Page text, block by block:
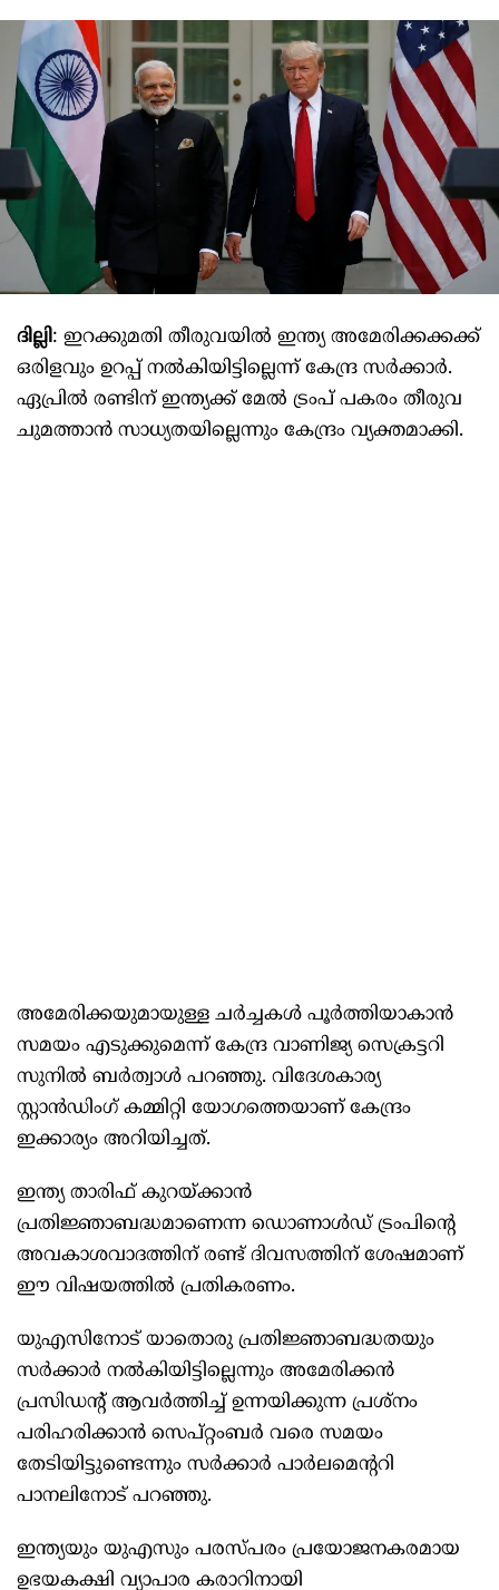
ദില്ലി: ഇറക്കുമതി തീരുവയിൽ ഇന്ത്യ അമേരിക്കക്കക്ക്
ഒരിളവും ഉറപ്പ് നൽകിയിട്ടില്ലെന്ന് കേന്ദ്ര സർക്കാർ.
ഏപ്രിൽ രണ്ടിന് ഇന്ത്യക്ക് മേൽ ട്രംപ് പകരം തീരുവ
ചുമത്താൻ സാധ്യതയില്ലെന്നും കേന്ദ്രം വ്യക്തമാക്കി.
അമേരിക്കയുമായുള്ള ചർച്ചകൾ പൂർത്തിയാകാൻ
സമയം എടുക്കുമെന്ന് കേന്ദ്ര വാണിജ്യ സെക്രട്ടറി
സുനിൽ ബർത്വാൾ പറഞ്ഞു. വിദേശകാര്യ
സ്റ്റാൻഡിംഗ് കമ്മിറ്റി യോഗത്തെയാണ് കേന്ദ്രം
ഇക്കാര്യം അറിയിച്ചത്.
ഇന്ത്യ താരിഫ് കുറയ്ക്കാൻ
പ്രതിജ്ഞാബദ്ധമാണെന്ന ഡൊണാൾഡ് ട്രംപിന്റെ
അവകാശവാദത്തിന് രണ്ട് ദിവസത്തിന് ശേഷമാണ്
ഈ വിഷയത്തിൽ പ്രതികരണം.
യുഎസിനോട് യാതൊരു പ്രതിജ്ഞാബദ്ധതയും
സർക്കാർ നൽകിയിട്ടില്ലെന്നും അമേരിക്കൻ
പ്രസിഡന്റ് ആവർത്തിച്ച് ഉന്നയിക്കുന്ന പ്രശ്നം
പരിഹരിക്കാൻ സെപ്റ്റംബർ വരെ സമയം
തേടിയിട്ടുണ്ടെന്നും സർക്കാർ പാർലമെന്ററി
പാനലിനോട് പറഞ്ഞു.
ഇന്ത്യയും യുഎസും പരസ്പരം പ്രയോജനകരമായ
ഉഭയകക്ഷി വ്യാപാര കരാറിനായി